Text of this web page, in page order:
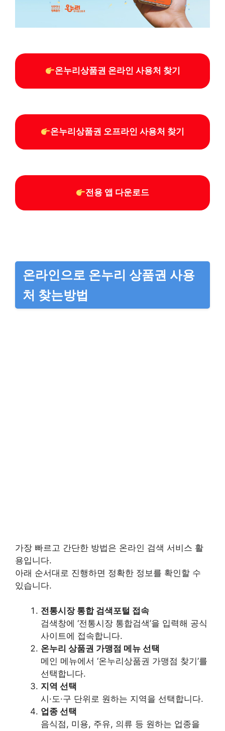
온누리상품권 온라인 사용처 찾기
온누리상품권 오프라인 사용처 찾기
전용 앱 다운로드
온라인으로 온누리 상품권 사용
처 찾는방법
가장 빠르고 간단한 방법은 온라인 검색 서비스 활
용입니다.
아래 순서대로 진행하면 정확한 정보를 확인할 수
있습니다.
전통시장 통합 검색포털 접속
검색창에 ‘전통시장 통합검색’을 입력해 공식
사이트에 접속합니다.
온누리 상품권 가맹점 메뉴 선택
메인 메뉴에서 ‘온누리상품권 가맹점 찾기’를
선택합니다.
지역 선택
시·도·구 단위로 원하는 지역을 선택합니다.
업종 선택
음식점, 미용, 주유, 의류 등 원하는 업종을